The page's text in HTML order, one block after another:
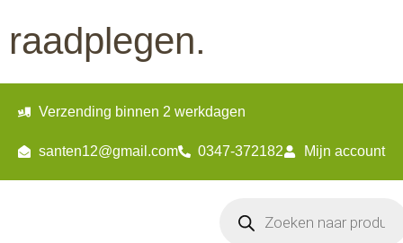
raadplegen.
Verzending binnen 2 werkdagen
santen12@gmail.com 0347-372182 Mijn account